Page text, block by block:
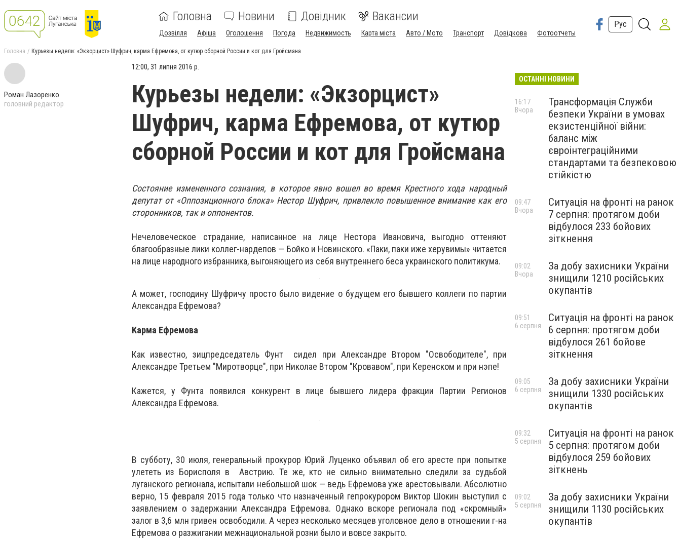
Головна Новини Довідник Вакансии
Дозвілля Афіша Оголошення Погода Недвижимость Карта міста Авто / Мото Транспорт Довідкова Фотоотчеты
Рус
Головна Курьезы недели: «Экзорцист» Шуфрич, карма Ефремова, от кутюр сборной России и кот для Гройсмана
Роман Лазоренко
головний редактор
12:00, 31 липня 2016 р.
Курьезы недели: «Экзорцист»
Шуфрич, карма Ефремова, от кутюр
сборной России и кот для Гройсмана
Состояние измененного сознания, в которое явно вошел во время Крестного хода народный
депутат от «Оппозиционного блока» Нестор Шуфрич, привлекло повышенное внимание как его
сторонников, так и оппонентов.
Нечеловеческое страдание, написанное на лице Нестора Ивановича, выгодно оттеняют
благообразные лики коллег-нардепов — Бойко и Новинского. «Паки, паки иже херувимы» читается
на лице народного избранника, выгоняющего из себя внутреннего беса украинского политикума.
А может, господину Шуфричу просто было видение о будущем его бывшего коллеги по партии
Александра Ефремова?
Карма Ефремова
Как известно, зицпредседатель Фунт сидел при Александре Втором "Освободителе", при
Александре Третьем "Миротворце", при Николае Втором "Кровавом", при Керенском и при нэпе!
Кажется, у Фунта появился конкурент в лице бывшего лидера фракции Партии Регионов
Александра Ефремова.
В субботу, 30 июля, генеральный прокурор Юрий Луценко объявил об его аресте при попытке
улететь из Борисполя в Австрию. Те же, кто не сильно внимательно следили за судьбой
луганского регионала, испытали небольшой шок — ведь Ефремова уже арестовывали. Абсолютно
верно, 15 февраля 2015 года только что назначенный гепрокурором Виктор Шокин выступил с
заявлением о задержании Александра Ефремова. Однако вскоре регионала под «скромный»
залог в 3,6 млн гривен освободили. А через несколько месяцев уголовное дело в отношении г-на
Ефремова о разжигании межнациональной розни было и вовсе закрыто.
ОСТАННІ НОВИНИ
Трансформація Служби
безпеки України в умовах
екзистенційної війни:
баланс між
євроінтеграційними
стандартами та безпековою
стійкістю
16:17
Вчора
Ситуація на фронті на ранок
7 серпня: протягом доби
відбулося 233 бойових
зіткнення
09:47
Вчора
За добу захисники України
знищили 1210 російських
окупантів
09:02
Вчора
Ситуація на фронті на ранок
6 серпня: протягом доби
відбулося 261 бойове
зіткнення
09:51
6 серпня
За добу захисники України
знищили 1330 російських
окупантів
09:05
6 серпня
Ситуація на фронті на ранок
5 серпня: протягом доби
відбулося 259 бойових
зіткнень
09:32
5 серпня
За добу захисники України
знищили 1130 російських
окупантів
09:02
5 серпня